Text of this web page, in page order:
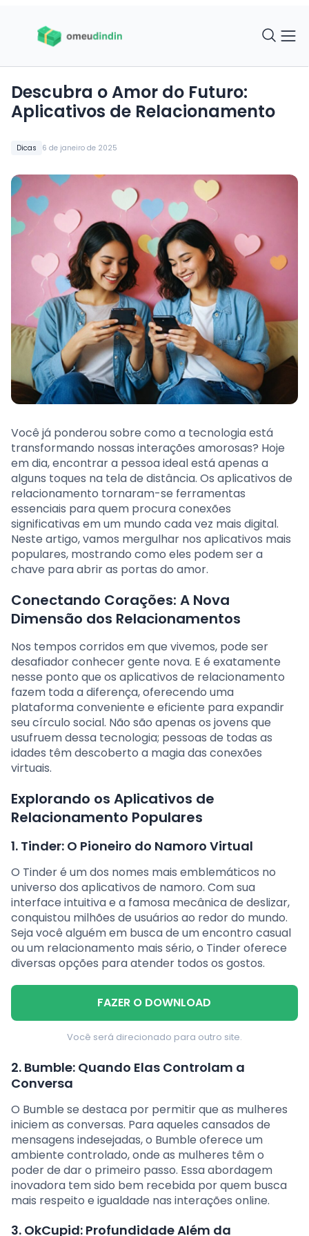
Dicas 6 de janeiro de 2025
Descubra o Amor do Futuro:
Aplicativos de Relacionamento
Você já ponderou sobre como a tecnologia está
transformando nossas interações amorosas? Hoje
em dia, encontrar a pessoa ideal está apenas a
alguns toques na tela de distância. Os aplicativos de
relacionamento tornaram-se ferramentas
essenciais para quem procura conexões
significativas em um mundo cada vez mais digital.
Neste artigo, vamos mergulhar nos aplicativos mais
populares, mostrando como eles podem ser a
chave para abrir as portas do amor.
Conectando Corações: A Nova
Dimensão dos Relacionamentos
Nos tempos corridos em que vivemos, pode ser
desafiador conhecer gente nova. E é exatamente
nesse ponto que os aplicativos de relacionamento
fazem toda a diferença, oferecendo uma
plataforma conveniente e eficiente para expandir
seu círculo social. Não são apenas os jovens que
usufruem dessa tecnologia; pessoas de todas as
idades têm descoberto a magia das conexões
virtuais.
Explorando os Aplicativos de
Relacionamento Populares
1. Tinder: O Pioneiro do Namoro Virtual
O Tinder é um dos nomes mais emblemáticos no
universo dos aplicativos de namoro. Com sua
interface intuitiva e a famosa mecânica de deslizar,
conquistou milhões de usuários ao redor do mundo.
Seja você alguém em busca de um encontro casual
ou um relacionamento mais sério, o Tinder oferece
diversas opções para atender todos os gostos.
FAZER O DOWNLOAD
Você será direcionado para outro site.
2. Bumble: Quando Elas Controlam a
Conversa
O Bumble se destaca por permitir que as mulheres
iniciem as conversas. Para aqueles cansados de
mensagens indesejadas, o Bumble oferece um
ambiente controlado, onde as mulheres têm o
poder de dar o primeiro passo. Essa abordagem
inovadora tem sido bem recebida por quem busca
mais respeito e igualdade nas interações online.
3. OkCupid: Profundidade Além da